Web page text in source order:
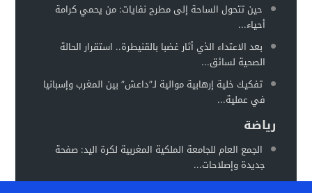
حين تتحول الساحة إلى مطرح نفايات: من يحمي كرامة
أحياء...
بعد الاعتداء الذي أثار غضبا بالقنيطرة.. استقرار الحالة
الصحية لسائق...
تفكيك خلية إرهابية موالية لـ”داعش” بين المغرب وإسبانيا
في عملية...
رياضة
الجمع العام للجامعة الملكية المغربية لكرة اليد: صفحة
جديدة وإصلاحات...